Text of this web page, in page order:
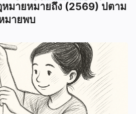
หมายหมายถึง (2569) ปตาม
มายพบ